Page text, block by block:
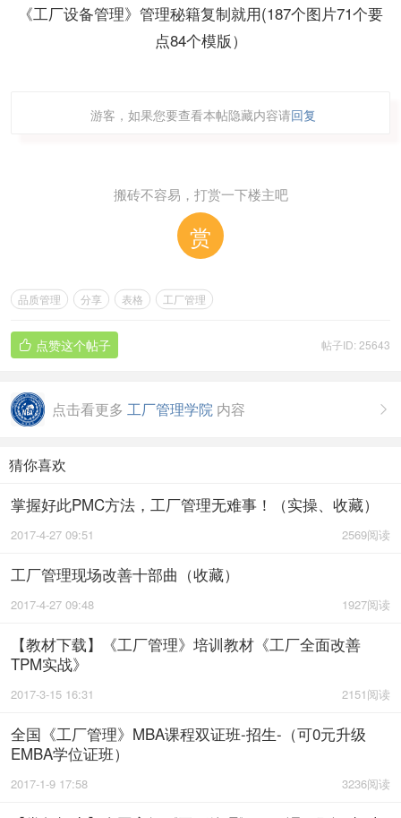
《工厂设备管理》管理秘籍复制就用(187个图片71个要
点84个模版）
游客，如果您要查看本帖隐藏内容请回复
搬砖不容易，打赏一下楼主吧
赏
品质管理 分享 表格 工厂管理
帖子ID: 25643
 点赞这个帖子

点击看更多 工厂管理学院 内容
猜你喜欢
掌握好此PMC方法，工厂管理无难事！（实操、收藏）
2569阅读
2017-4-27 09:51
工厂管理现场改善十部曲（收藏）
1927阅读
2017-4-27 09:48
【教材下载】《工厂管理》培训教材《工厂全面改善
TPM实战》
2151阅读
2017-3-15 16:31
全国《工厂管理》MBA课程双证班-招生-（可0元升级
EMBA学位证班）
3236阅读
2017-1-9 17:58